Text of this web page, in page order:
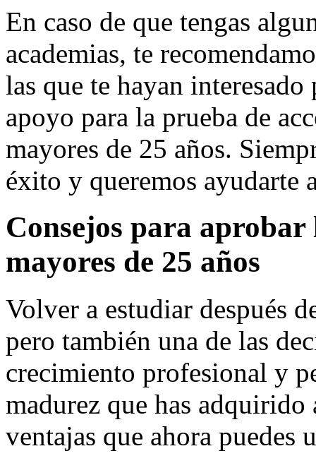
En caso de que tengas
academias, te
las que te hayan interesado
apoyo para la prueba de
mayores de 25 años.
éxito y queremos ayudarte
Consejos para aprobar
mayores de 25 años
Volver a estudiar después
pero también una de las
crecimiento profesional y
madurez que has
ventajas que ahora puedes